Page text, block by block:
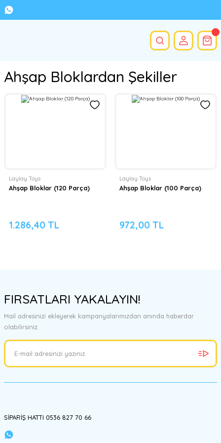
Ahşap Bloklardan Şekiller
Laylay Toys
Ahşap Bloklar (120 Parça)
1.286,40 TL
Laylay Toys
Ahşap Bloklar (100 Parça)
972,00 TL
FIRSATLARI YAKALAYIN!
Mail adresinizi ekleyerek kampanyalarımızdan anında haberdar
olabilirsiniz.
SİPARİŞ HATTI 0536 827 70 66